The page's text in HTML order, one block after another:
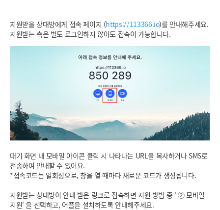
지원받을 상대방에게 접속 페이지 (https://113366.io)를 안내해주세요.
지원받는 측은 별도 로그인하지 않아도 접속이 가능합니다.
대기 화면 내 모바일 아이콘 클릭 시 나타나는 URL을 복사하거나 SMS로
전송하여 안내할 수 있어요.
*접속코드는 일회성으로, 창을 열 때마다 새로운 코드가 생성됩니다.
지원받는 상대방이 안내 받은 링크로 접속하면 지원 방법 중 ' ② 모바일
지원' 을 선택하고, 어플을 설치하도록 안내해주세요.